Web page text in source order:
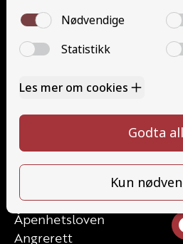
Trafikalt grunnkurs (TG)
Gods (YDG – YSK)
Person (YDP – YSK)
Kontakt
Priser
Elevside
Kontakt oss
Åpenhetsloven
Angrerett